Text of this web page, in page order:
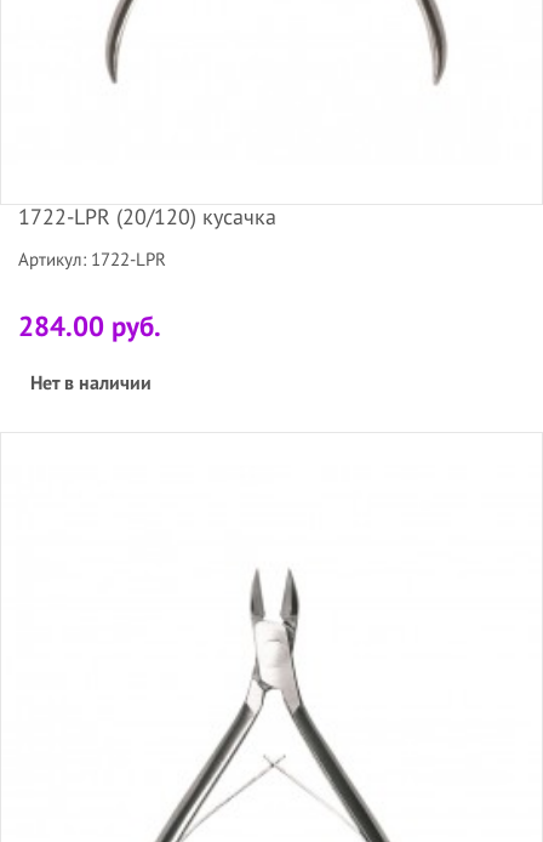
1722-LPR (20/120) кусачка
Артикул: 1722-LPR
284.00 руб.
Нет в наличии